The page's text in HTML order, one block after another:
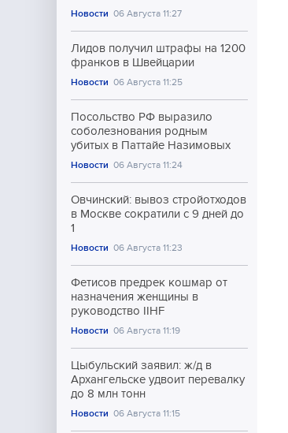
Новости 06 Августа 11:27
Лидов получил штрафы на 1200
франков в Швейцарии
Новости 06 Августа 11:25
Посольство РФ выразило
соболезнования родным
убитых в Паттайе Назимовых
Новости 06 Августа 11:24
Овчинский: вывоз стройотходов
в Москве сократили с 9 дней до
1
Новости 06 Августа 11:23
Фетисов предрек кошмар от
назначения женщины в
руководство IIHF
Новости 06 Августа 11:19
Цыбульский заявил: ж/д в
Архангельске удвоит перевалку
до 8 млн тонн
Новости 06 Августа 11:15